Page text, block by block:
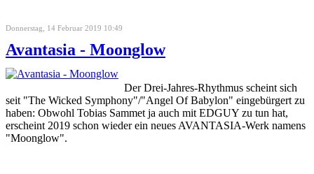
Donnerstag, 14 Februar 2019 10:49
Avantasia - Moonglow
Der Drei-Jahres-Rhythmus scheint sich
seit "The Wicked Symphony"/"Angel Of Babylon" eingebürgert zu
haben: Obwohl Tobias Sammet ja auch mit EDGUY zu tun hat,
erscheint 2019 schon wieder ein neues AVANTASIA-Werk namens
"Moonglow".